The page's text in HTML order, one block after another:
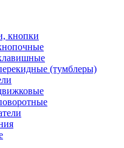
кнопки
(тумблеры)